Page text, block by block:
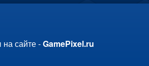
сайте -GamePixel.ru